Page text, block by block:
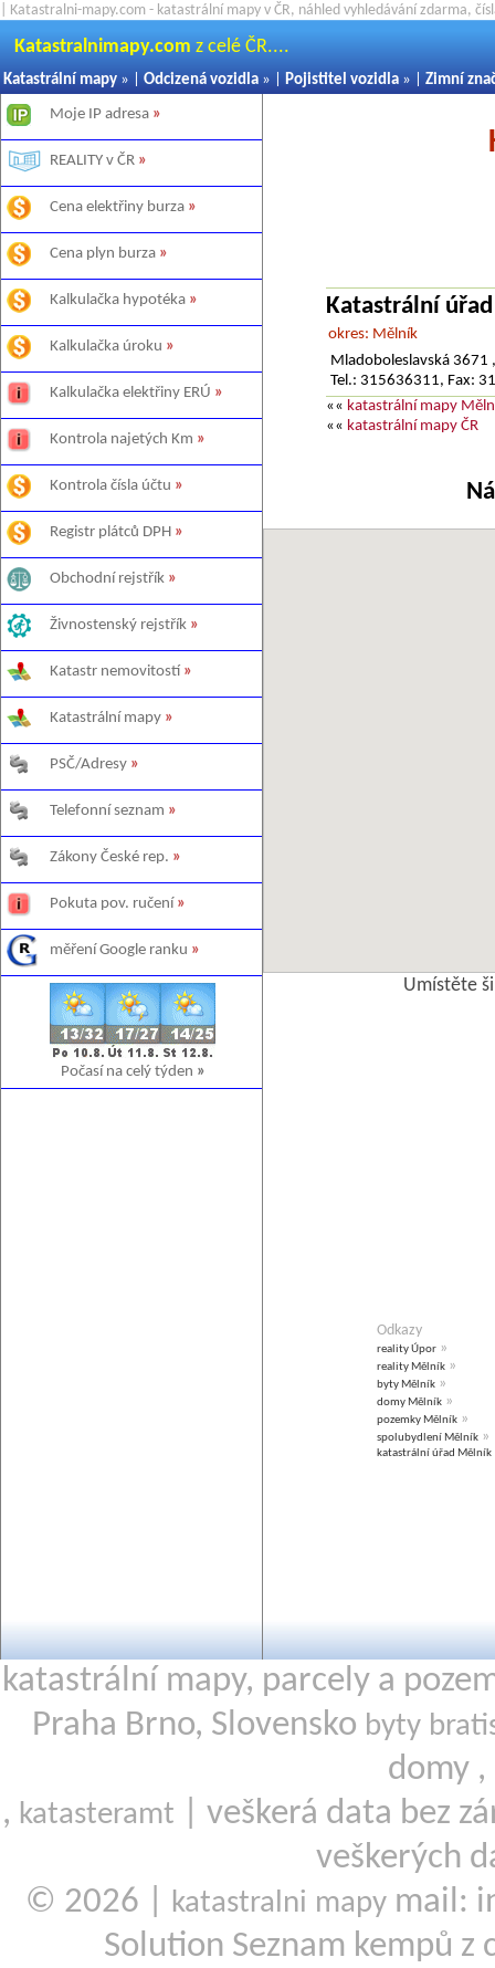
| Katastralni-mapy.com - katastrální mapy v ČR, náhled vyhledávání zdarma,
Katastralnimapy.com z celé ČR....
Katastrální mapy » | Odcizená vozidla » | Pojistitel vozidla » | Zimní
Moje IP adresa »
REALITY v ČR »
Cena elektřiny burza »
Cena plyn burza »
Kalkulačka hypotéka »
Kalkulačka úroku »
Kalkulačka elektřiny ERÚ »
Kontrola najetých Km »
Kontrola čísla účtu »
Registr plátců DPH »
Obchodní rejstřík »
Živnostenský rejstřík »
Katastr nemovitostí »
Katastrální mapy »
PSČ/Adresy »
Telefonní seznam »
Zákony České rep. »
Pokuta pov. ručení »
měření Google ranku »
Počasí na celý týden »
Katastrální
okres: Mělník
Mladoboleslavská 3671
Tel.: 315636311, Fax:
«« katastrální mapy
«« katastrální mapy ČR
Umístěte
Odkazy
reality Úpor »
reality Mělník »
byty Mělník »
domy Mělník »
pozemky Mělník »
spolubydlení Mělník »
katastrální úřad Mělník
katastrální mapy, parcely a
Praha Brno, Slovensko byty
domy ,
, katasteramt
| veškerá data bez
veškerých
© 2026 |
katastralni mapy mail:
Solution Seznam kempů z